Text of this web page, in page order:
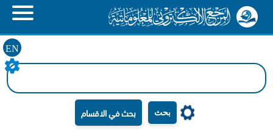
EN
بحث